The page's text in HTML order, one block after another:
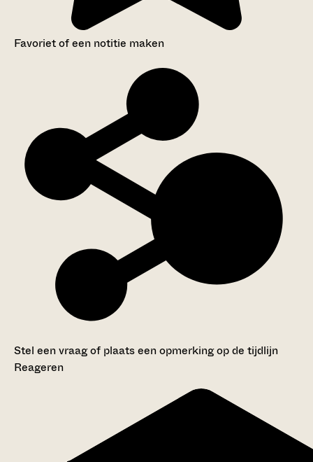
Favoriet of een notitie maken
Stel een vraag of plaats een opmerking op de tijdlijn
Reageren